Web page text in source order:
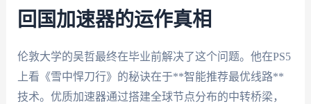
回国加速器的运作真相
伦敦大学的吴哲最终在毕业前解决了这个问题。他在PS5
上看《雪中悍刀行》的秘诀在于**智能推荐最优线路**
技术。优质加速器通过搭建全球节点分布的中转桥梁，